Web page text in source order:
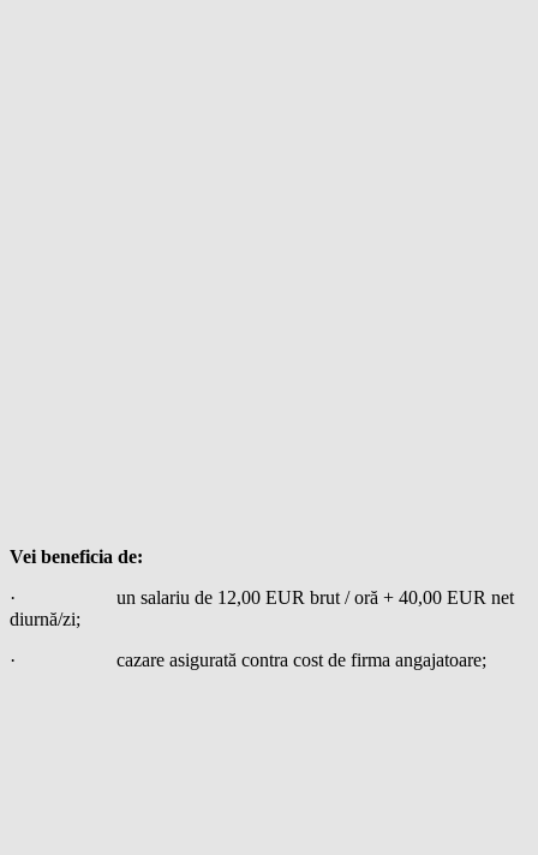
Vei beneficia de:
· un salariu de 12,00 EUR brut / oră + 40,00 EUR net
diurnă/zi;
· cazare asigurată contra cost de firma angajatoare;